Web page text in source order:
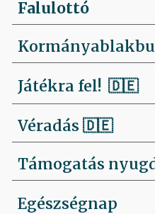
Falulottó
Játékra fel!🇩🇪
Véradás🇩🇪
Támogatás
Egészségnap